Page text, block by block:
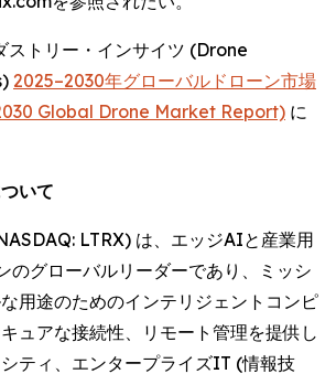
ストリー・インサイツ (Drone
2025–2030年グローバルドローン市場
Global Drone Market Report) に
いて
LTRX) は、エッジAIと産業用
のグローバルリーダーであり、ミッシ
用途のためのインテリジェントコンピ
ュアな接続性、リモート管理を提供し
ティ、エンタープライズIT (情報技